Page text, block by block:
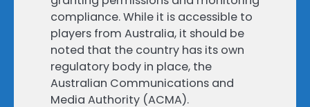
compliance. While it is accessible to
players from Australia, it should be
noted that the country has its own
regulatory body in place, the
Australian Communications and
Media Authority (ACMA).